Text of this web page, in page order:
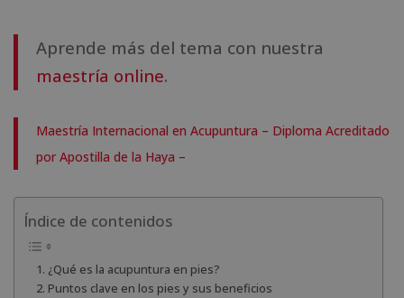
Aprende más del tema con nuestra
maestría online.
Maestría Internacional en Acupuntura – Diploma Acreditado
por Apostilla de la Haya –
Índice de contenidos
¿Qué es la acupuntura en pies?
Puntos clave en los pies y sus beneficios